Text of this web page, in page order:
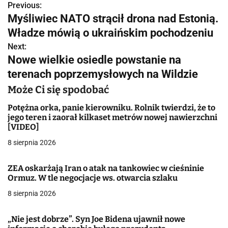
N
a
w
i
g
a
c
j
a
w
i
Previous:
Myśliwiec NATO strącił drona nad Estonią.
Władze mówią o ukraińskim pochodzeniu
Next:
Nowe wielkie osiedle powstanie na
terenach poprzemysłowych na Wildzie
Może Ci się spodobać
Potężna orka, panie kierowniku. Rolnik twierdzi, że to
jego teren i zaorał kilkaset metrów nowej nawierzchni
[VIDEO]
8 sierpnia 2026
ZEA oskarżają Iran o atak na tankowiec w cieśninie
Ormuz. W tle negocjacje ws. otwarcia szlaku
8 sierpnia 2026
„Nie jest dobrze”. Syn Joe Bidena ujawnił nowe